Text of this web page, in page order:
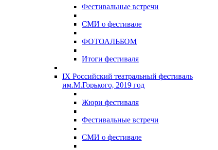
Фестивальные встречи
СМИ о фестивале
ФОТОАЛЬБОМ
Итоги фестиваля
IX Российский театральный фестиваль
им.М.Горького, 2019 год
Жюри фестиваля
Фестивальные встречи
СМИ о фестивале